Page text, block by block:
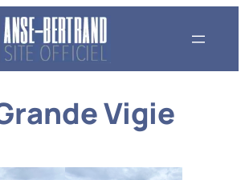
Vigie